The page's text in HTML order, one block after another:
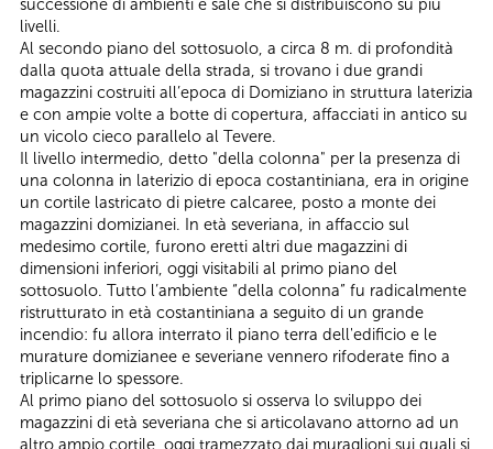
successione di ambienti e sale che si distribuiscono su più
livelli.
Al secondo piano del sottosuolo, a circa 8 m. di profondità
dalla quota attuale della strada, si trovano i due grandi
magazzini costruiti all’epoca di Domiziano in struttura laterizia
e con ampie volte a botte di copertura, affacciati in antico su
un vicolo cieco parallelo al Tevere.
Il livello intermedio, detto "della colonna" per la presenza di
una colonna in laterizio di epoca costantiniana, era in origine
un cortile lastricato di pietre calcaree, posto a monte dei
magazzini domizianei. In età severiana, in affaccio sul
medesimo cortile, furono eretti altri due magazzini di
dimensioni inferiori, oggi visitabili al primo piano del
sottosuolo. Tutto l’ambiente “della colonna” fu radicalmente
ristrutturato in età costantiniana a seguito di un grande
incendio: fu allora interrato il piano terra dell'edificio e le
murature domizianee e severiane vennero rifoderate fino a
triplicarne lo spessore.
Al primo piano del sottosuolo si osserva lo sviluppo dei
magazzini di età severiana che si articolavano attorno ad un
altro ampio cortile, oggi tramezzato dai muraglioni sui quali si